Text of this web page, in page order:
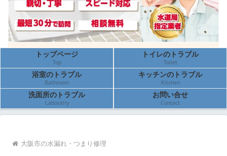
トップページ
Top
トイレのトラブル
Toilet
浴室のトラブル
Bathroom
キッチンのトラブル
Kitchen
洗面所のトラブル
Laboratry
お問い合せ
Contact
大阪市の水漏れ・つまり修理